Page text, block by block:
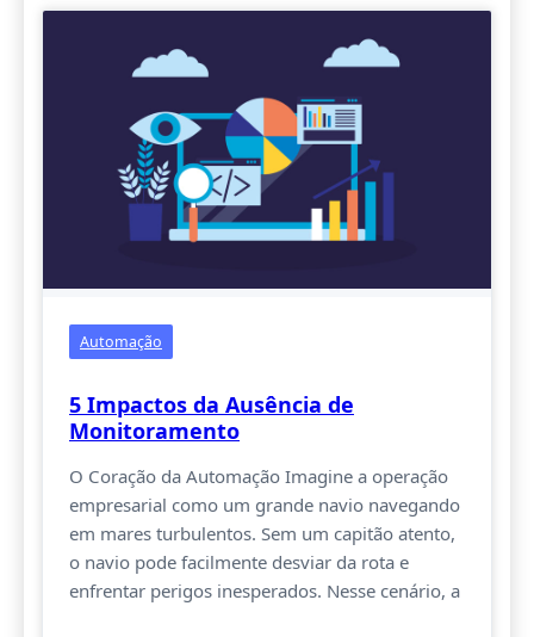
Automação
5 Impactos da Ausência de
Monitoramento
O Coração da Automação Imagine a operação
empresarial como um grande navio navegando
em mares turbulentos. Sem um capitão atento,
o navio pode facilmente desviar da rota e
enfrentar perigos inesperados. Nesse cenário, a